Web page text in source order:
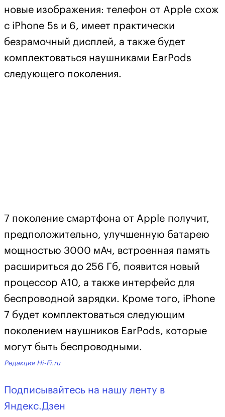
новые изображения: телефон от Apple схож
с iPhone 5s и 6, имеет практически
безрамочный дисплей, а также будет
комплектоваться наушниками EarPods
следующего поколения.
7 поколение смартфона от Apple получит,
предположительно, улучшенную батарею
мощностью 3000 мАч, встроенная память
расшириться до 256 Гб, появится новый
процессор A10, а также интерфейс для
беспроводной зарядки. Кроме того, iPhone
7 будет комплектоваться следующим
поколением наушников EarPods, которые
могут быть беспроводными.
Редакция Hi-Fi.ru
Подписывайтесь на нашу ленту в
Яндекс.Дзен